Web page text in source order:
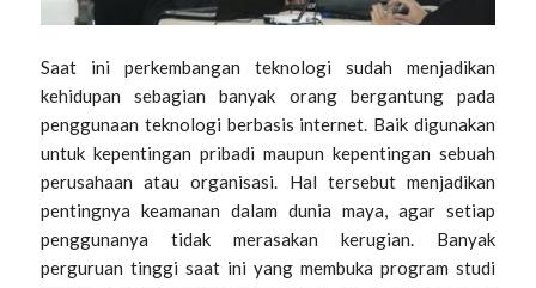
Saat ini perkembangan teknologi sudah menjadikan
kehidupan sebagian banyak orang bergantung pada
penggunaan teknologi berbasis internet. Baik digunakan
untuk kepentingan pribadi maupun kepentingan sebuah
perusahaan atau organisasi. Hal tersebut menjadikan
pentingnya keamanan dalam dunia maya, agar setiap
penggunanya tidak merasakan kerugian. Banyak
perguruan tinggi saat ini yang membuka program studi